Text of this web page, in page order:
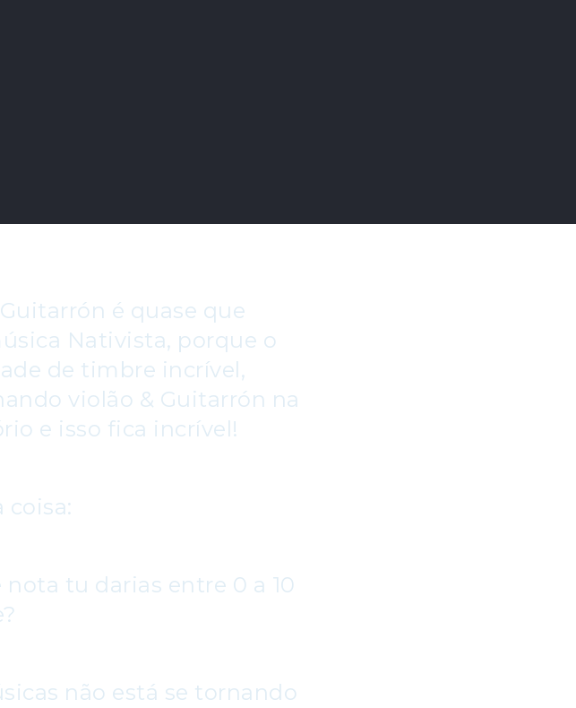
é quase que
Nativista, porque o
de timbre incrível,
violão & Guitarrón na
e isso fica incrível!
coisa:
tu darias entre 0 a 10
não está se tornando